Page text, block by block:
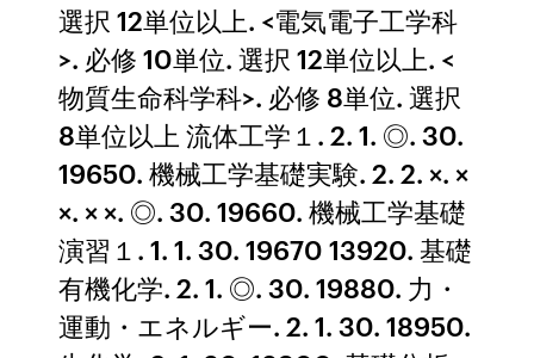
選択 12単位以上. <電気電子工学科
>. 必修 10単位. 選択 12単位以上. <
物質生命科学科>. 必修 8単位. 選択
8単位以上 流体工学１. 2. 1. ◎. 30.
19650. 機械工学基礎実験. 2. 2. ×. ×
×. × ×. ◎. 30. 19660. 機械工学基礎
演習１. 1. 1. 30. 19670 13920. 基礎
有機化学. 2. 1. ◎. 30. 19880. 力・
運動・エネルギー. 2. 1. 30. 18950.